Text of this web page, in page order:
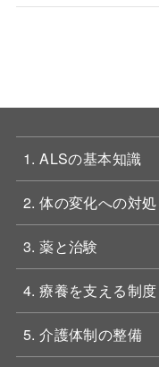
1. ALSの基本知識
2. 体の変化への対処
3. 薬と治験
4. 療養を支える制度
5. 介護体制の整備